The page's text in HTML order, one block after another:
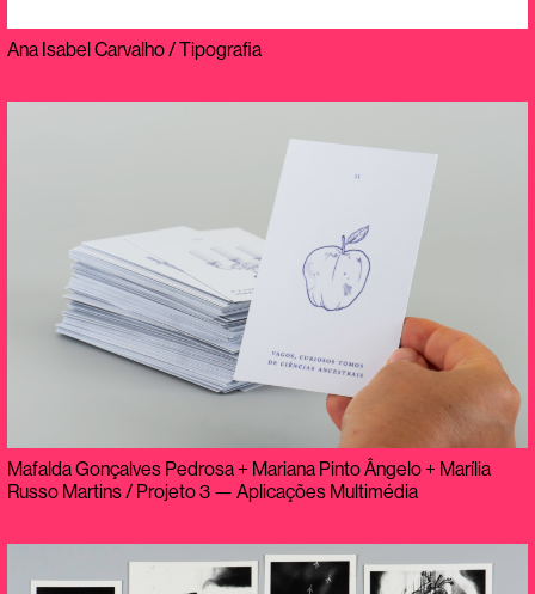
Ana Isabel Carvalho / Tipografia
Mafalda Gonçalves Pedrosa + Mariana Pinto Ângelo + Marília
Russo Martins / Projeto 3 — Aplicações Multimédia